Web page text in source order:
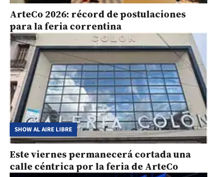
ArteCo 2026: récord de postulaciones
para la feria correntina
SHOW AL AIRE LIBRE
Este viernes permanecerá cortada una
calle céntrica por la feria de ArteCo